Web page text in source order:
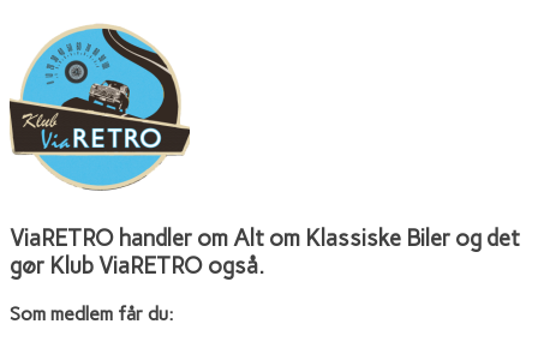
ViaRETRO handler om Alt om Klassiske Biler og det
gør Klub ViaRETRO også.
Som medlem får du: